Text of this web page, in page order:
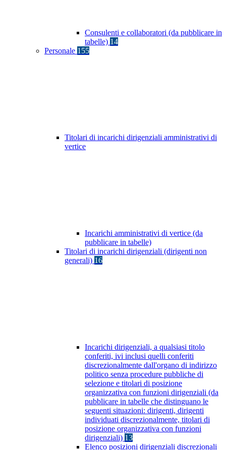
Consulenti e collaboratori (da pubblicare in
tabelle) 14
Personale 155
Titolari di incarichi dirigenziali amministrativi di
vertice
Incarichi amministrativi di vertice (da
pubblicare in tabelle)
Titolari di incarichi dirigenziali (dirigenti non
generali) 16
Incarichi dirigenziali, a qualsiasi titolo
conferiti, ivi inclusi quelli conferiti
discrezionalmente dall'organo di indirizzo
politico senza procedure pubbliche di
selezione e titolari di posizione
organizzativa con funzioni dirigenziali (da
pubblicare in tabelle che distinguano le
seguenti situazioni: dirigenti, dirigenti
individuati discrezionalmente, titolari di
posizione organizzativa con funzioni
dirigenziali) 13
Elenco posizioni dirigenziali discrezionali